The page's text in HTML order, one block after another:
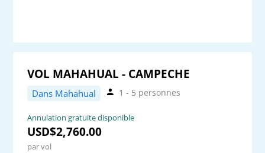
VOL MAHAHUAL - CAMPECHE
Dans Mahahual 1 - 5 personnes
Annulation gratuite disponible
USD$2,760.00
par vol